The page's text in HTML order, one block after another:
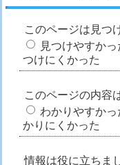
このページは見つ
見つけやすかっ
つけにくかった
このページの内容
わかりやすかっ
かりにくかった
情報は役に立ちま